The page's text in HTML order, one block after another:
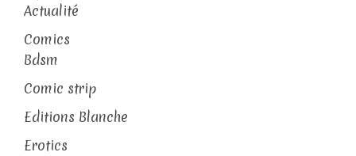
Actualité
Comics
Bdsm
Comic strip
Editions Blanche
Erotics